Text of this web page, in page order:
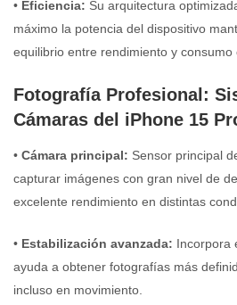
• Eficiencia: Su arquitectura
máximo la potencia del dispositivo
equilibrio entre rendimiento y consumo
Fotografía Profesional:
Cámaras del iPhone 15
• Cámara principal: Sensor principal
capturar imágenes con gran nivel de
excelente rendimiento en distintas
• Estabilización avanzada: Incorpora
ayuda a obtener fotografías más
incluso en movimiento.